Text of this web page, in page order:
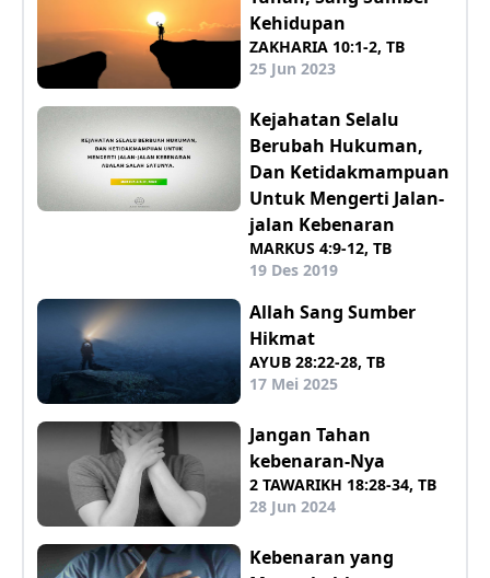
Kehidupan
ZAKHARIA 10:1-2, TB
25 Jun 2023
Kejahatan Selalu
Berubah Hukuman,
Dan Ketidakmampuan
Untuk Mengerti Jalan-
jalan Kebenaran
MARKUS 4:9-12, TB
19 Des 2019
Allah Sang Sumber
Hikmat
AYUB 28:22-28, TB
17 Mei 2025
Jangan Tahan
kebenaran-Nya
2 TAWARIKH 18:28-34, TB
28 Jun 2024
Kebenaran yang